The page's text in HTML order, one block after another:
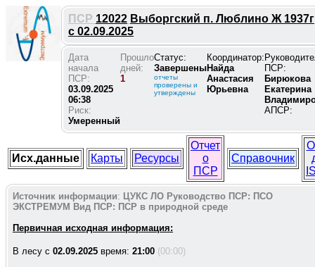
ПСР 12022 Выборгский п. Люблино Ж
с 02.09.2025
Дата
начала
ПСР:
03.09.2025
06:38
Риск:
Умеренный
Прошло
дней:
1
Статус:
Завершены
отчеты
проверены и
утверждены
Координатор:
Найда
Анастасия
Юрьевна
ПСР:
Бирюкова
Екатерина
АПСР:
Исх.данные Карты Ресурсы
Отчет
о
ПСР
Справочник
Источник информации: ЦУКС ЛО Руководство ПСР: ПСО
ЭКСТРЕМУМ Вид ПСР: ПСР в природной среде
Первичная исходная информация:
В лесу c 02.09.2025 время: 21:00 (00:00)